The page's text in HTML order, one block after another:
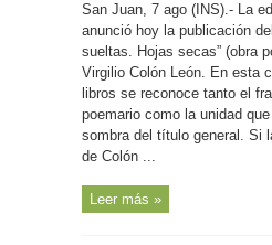
San Juan, 7 ago (INS).- La
anunció hoy la publicación
sueltas. Hojas secas” (obra
Virgilio Colón León. En esta
libros se reconoce tanto el
poemario como la unidad
sombra del título general. Si
de Colón ...
Leer más »